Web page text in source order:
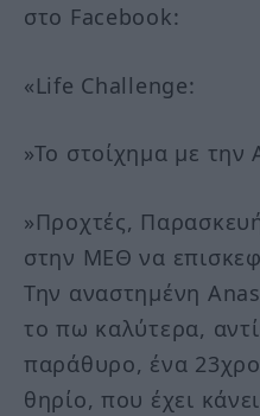
στο Facebook:
«Life Challenge:
»Το στοίχημα με την
»Προχτές,
στην ΜΕΘ να
Την αναστημένη
το πω καλύτερα,
παράθυρο, ένα
θηρίο, που έχει